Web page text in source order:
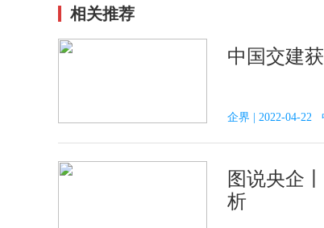
相关推荐
中国交建
企界 | 2022-04-22
图说央企
析